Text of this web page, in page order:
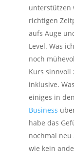
unterstützen
richtigen
aufs Auge
Level. Was
noch
Kurs sinnvoll
inklusive.
einiges in
Business
habe das
nochmal neu
wie kein